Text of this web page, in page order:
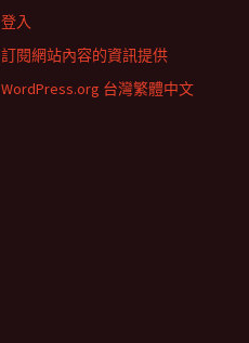
登入
訂閱網站內容的資訊提供
WordPress.org 台灣繁體中文